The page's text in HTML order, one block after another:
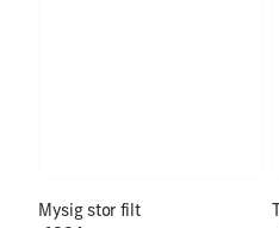
Mysig stor filt